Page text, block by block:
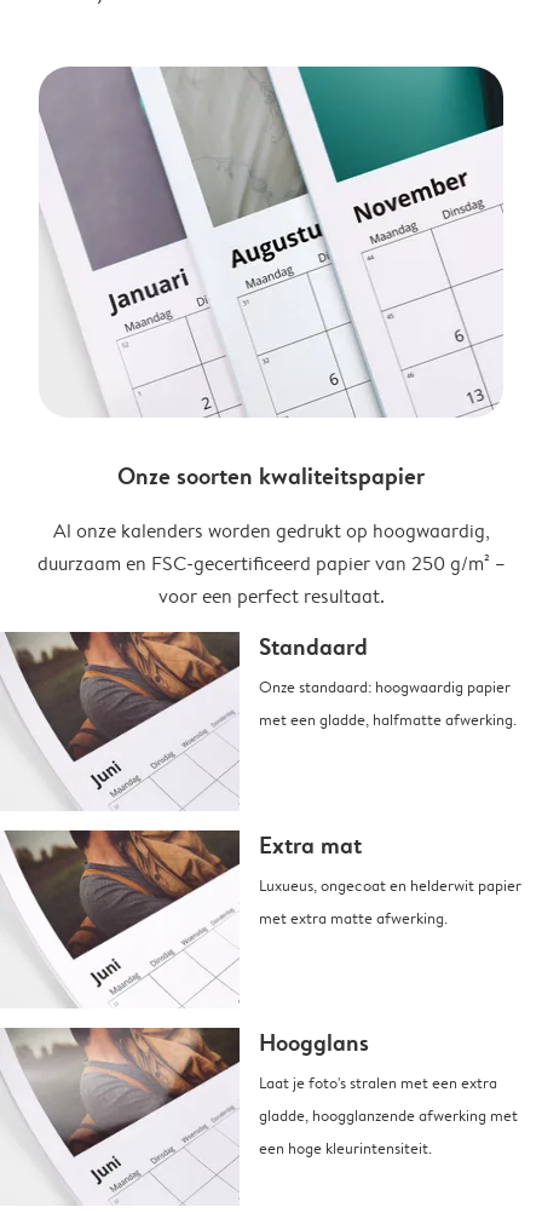
Onze soorten kwaliteitspapier
Al onze kalenders worden gedrukt op hoogwaardig,
duurzaam en FSC-gecertificeerd papier van 250 g/m² –
voor een perfect resultaat.
Standaard
Onze standaard: hoogwaardig papier
met een gladde, halfmatte afwerking.
Extra mat
Luxueus, ongecoat en helderwit papier
met extra matte afwerking.
Hoogglans
Laat je foto's stralen met een extra
gladde, hoogglanzende afwerking met
een hoge kleurintensiteit.